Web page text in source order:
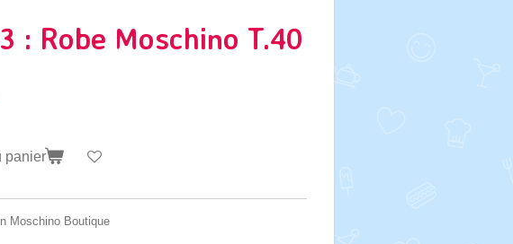
: Robe Moschino T.40
panier
Moschino Boutique